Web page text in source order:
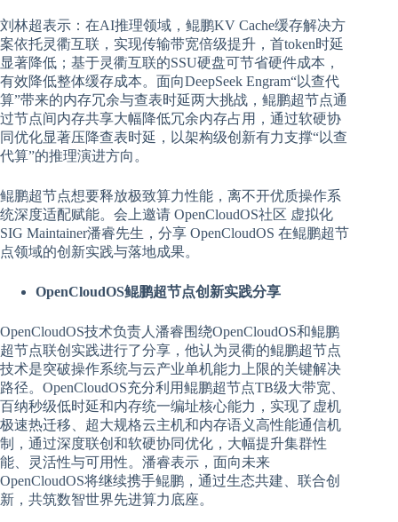
刘林超表示：在AI推理领域，鲲鹏KV Cache缓存解决方
案依托灵衢互联，实现传输带宽倍级提升，首token时延
显著降低；基于灵衢互联的SSU硬盘可节省硬件成本，
有效降低整体缓存成本。面向DeepSeek Engram“以查代
算”带来的内存冗余与查表时延两大挑战，鲲鹏超节点通
过节点间内存共享大幅降低冗余内存占用，通过软硬协
同优化显著压降查表时延，以架构级创新有力支撑“以查
代算”的推理演进方向。
鲲鹏超节点想要释放极致算力性能，离不开优质操作系
统深度适配赋能。会上邀请 OpenCloudOS社区 虚拟化
SIG Maintainer潘睿先生，分享 OpenCloudOS 在鲲鹏超节
点领域的创新实践与落地成果。
OpenCloudOS鲲鹏超节点创新实践分享
OpenCloudOS技术负责人潘睿围绕OpenCloudOS和鲲鹏
超节点联创实践进行了分享，他认为灵衢的鲲鹏超节点
技术是突破操作系统与云产业单机能力上限的关键解决
路径。OpenCloudOS充分利用鲲鹏超节点TB级大带宽、
百纳秒级低时延和内存统一编址核心能力，实现了虚机
极速热迁移、超大规格云主机和内存语义高性能通信机
制，通过深度联创和软硬协同优化，大幅提升集群性
能、灵活性与可用性。潘睿表示，面向未来
OpenCloudOS将继续携手鲲鹏，通过生态共建、联合创
新，共筑数智世界先进算力底座。